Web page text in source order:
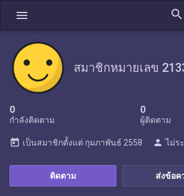
menu search
สมาชิกหมายเลข
0
กำลังติดตาม
0
ผู้ติดตาม
ส่งข้อค
ติดตาม
today เป็นสมาชิกตั้งแต่ กุมภาพันธ์ 2558 person ไม่ร